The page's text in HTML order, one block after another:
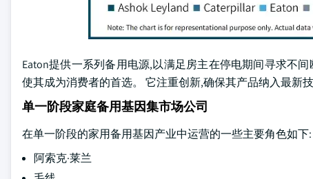
Eaton提供一系列备用电源,以满足房主在停电期间寻求不
使其成为消费者的首选。 它注重创新,确保其产品纳入最新
单一阶段家庭备用基因集市场公司
在单一阶段的家用备用基因产业中运营的一些主要角色如下:
阿索克·莱兰